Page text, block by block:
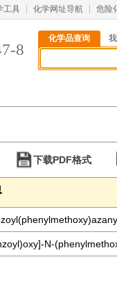
工具 化学网址导航 危险
8
化学品查询
下载PDF格式
N-